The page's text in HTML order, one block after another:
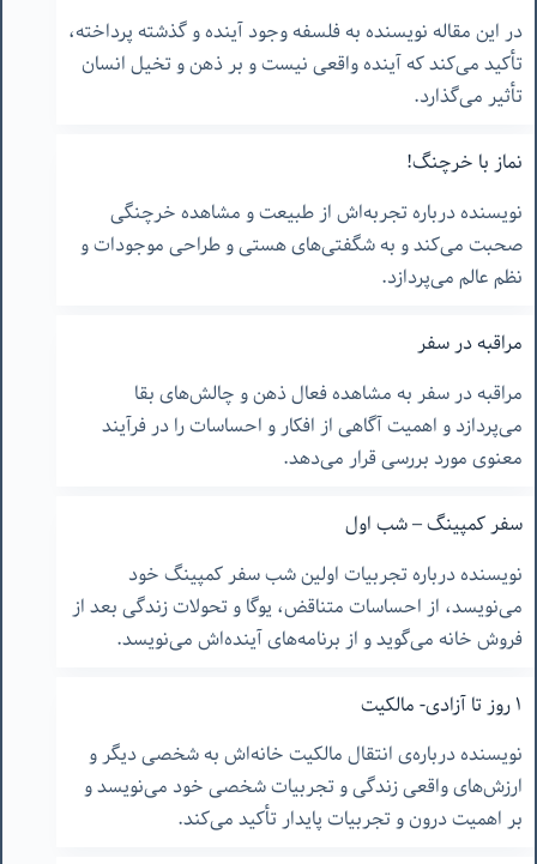
در این مقاله نویسنده به فلسفه وجود آینده و گذشته پرداخته،
تأکید می‌کند که آینده واقعی نیست و بر ذهن و تخیل انسان
تأثیر می‌گذارد.
نماز با خرچنگ!
نویسنده درباره تجربه‌اش از طبیعت و مشاهده خرچنگی
صحبت می‌کند و به شگفتی‌های هستی و طراحی موجودات و
نظم عالم می‌پردازد.
مراقبه در سفر
مراقبه در سفر به مشاهده فعال ذهن و چالش‌های بقا
می‌پردازد و اهمیت آگاهی از افکار و احساسات را در فرآیند
معنوی مورد بررسی قرار می‌دهد.
سفر کمپینگ – شب اول
نویسنده درباره تجربیات اولین شب سفر کمپینگ خود
می‌نویسد، از احساسات متناقض، یوگا و تحولات زندگی بعد از
فروش خانه می‌گوید و از برنامه‌های آینده‌اش می‌نویسد.
١ روز تا آزادی- مالکیت
نویسنده درباره‌ی انتقال مالکیت خانه‌اش به شخصی دیگر و
ارزش‌های واقعی زندگی و تجربیات شخصی خود می‌نویسد و
بر اهمیت درون و تجربیات پایدار تأکید می‌کند.